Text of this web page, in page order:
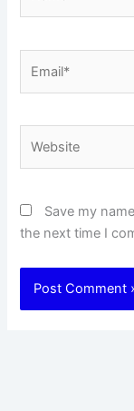
Save my
the next time I